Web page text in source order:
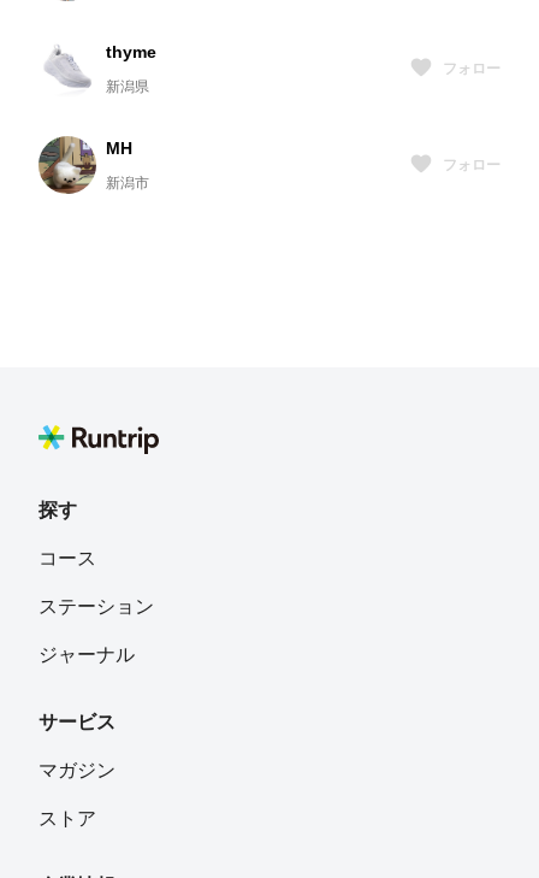
thyme
新潟県
フォロー
MH
新潟市
フォロー
探す
コース
ステーション
ジャーナル
サービス
マガジン
ストア